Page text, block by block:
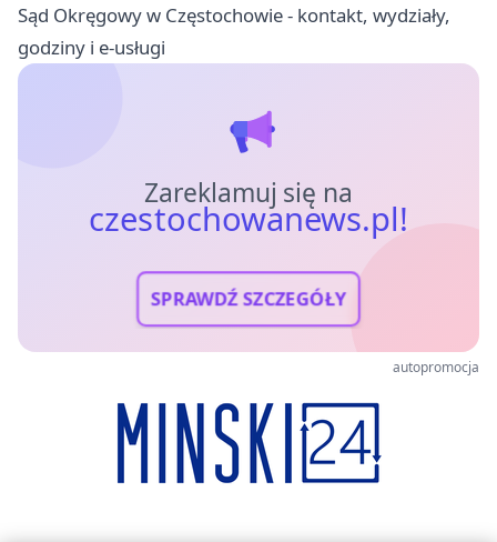
Sąd Okręgowy w Częstochowie - kontakt, wydziały,
godziny i e-usługi
Zareklamuj się na
czestochowanews.pl!
SPRAWDŹ SZCZEGÓŁY
autopromocja